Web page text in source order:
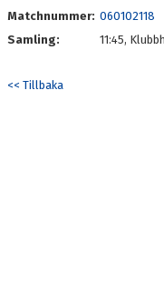
STATISTIK 2026
PINNEJAKTEN 2026
Matchnummer: 060102118
Samling:
11:45,
<< Tillbaka